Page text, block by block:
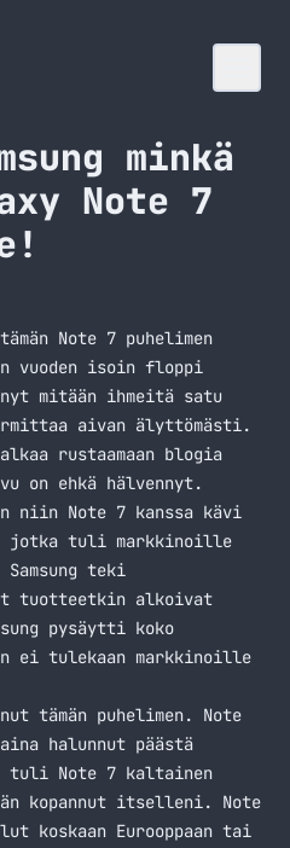
minkä
Note 7
Note 7 puhelimen
vuoden isoin floppi
mitään ihmeitä satu
aivan älyttömästi.
rustaamaan blogia
on ehkä hälvennyt.
niin Note 7 kanssa kävi
jotka tuli markkinoille
teki
tuotteetkin alkoivat
pysäytti koko
ei tulekaan markkinoille
tämän puhelimen. Note
halunnut päästä
tuli Note 7 kaltainen
kopannut itselleni. Note
koskaan Eurooppaan tai